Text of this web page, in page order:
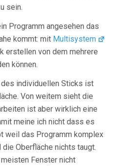
sein.
Programm angesehen das
kommt: mit Multisystem
erstellen von dem mehrere
können.
des individuellen Sticks ist
Von weitem sieht die
ist aber wirklich eine
meine ich nicht dass es
weil das Programm komplex
Oberfläche nichts taugt.
Fenster nicht